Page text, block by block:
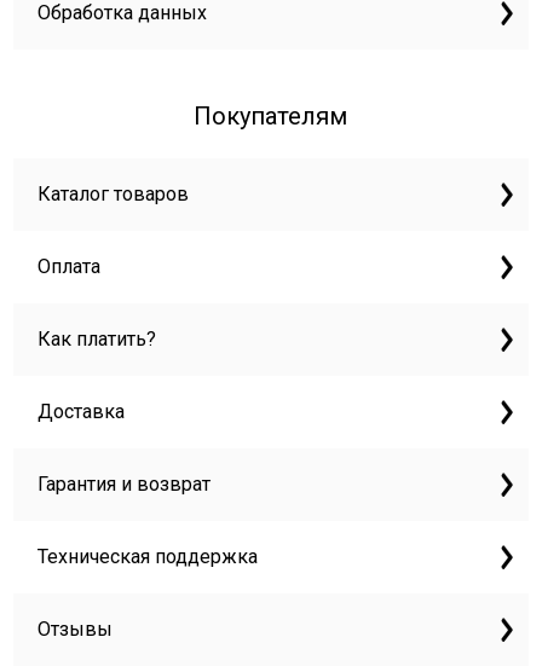
Обработка данных
Покупателям
Каталог товаров
Оплата
Как платить?
Доставка
Гарантия и возврат
Техническая поддержка
Отзывы